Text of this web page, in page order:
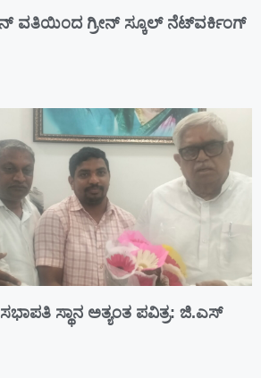
ಗ್ರೀನ್ ಸ್ಕೂಲ್ ನೆಟ್‌ವರ್ಕಿಂಗ್
ಸಭಾಪತಿ ಸ್ಥಾನ ಅತ್ಯಂತ ಪವಿತ್ರ: ಜಿ.ಎಸ್